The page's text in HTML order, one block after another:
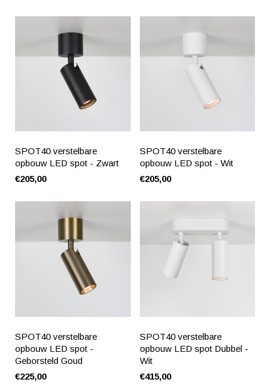
SPOT40 verstelbare
opbouw LED spot - Zwart
€205,00
SPOT40 verstelbare
opbouw LED spot - Wit
€205,00
SPOT40 verstelbare
opbouw LED spot -
Geborsteld Goud
€225,00
SPOT40 verstelbare
opbouw LED spot Dubbel -
Wit
€415,00